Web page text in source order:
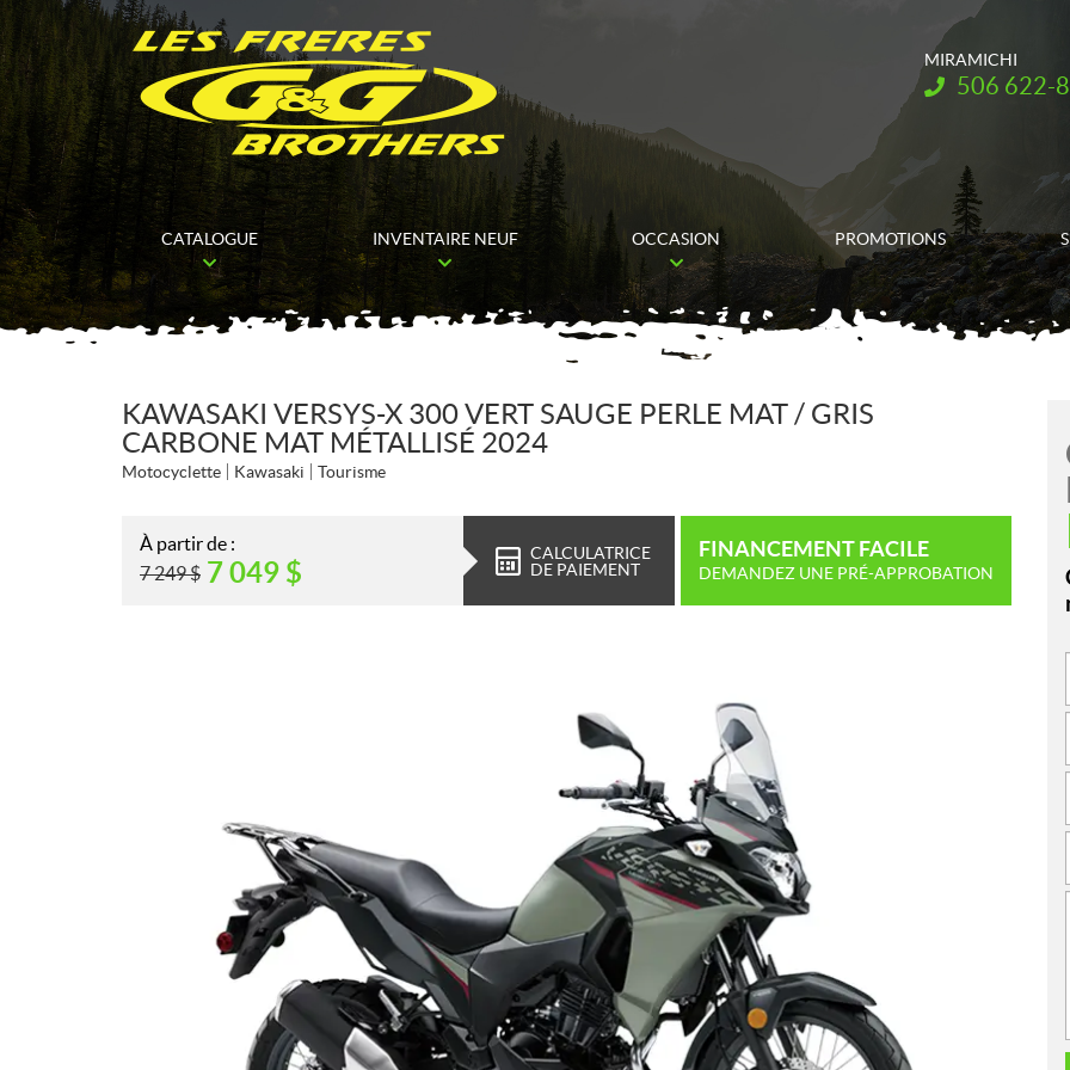
MIRAMICHI
Téléphone :
506 622-
CATALOGUE INVENTAIRE NEUF OCCASION PROMOTIONS
KAWASAKI VERSYS-X 300 VERT SAUGE PERLE MAT / GRIS
CARBONE MAT MÉTALLISÉ 2024
Motocyclette Kawasaki Tourisme
À partir de :
7 249$ 7 049 $
CALCULATRICE
DE PAIEMENT
FINANCEMENT FACILE
DEMANDEZ UNE PRÉ-APPROBATION